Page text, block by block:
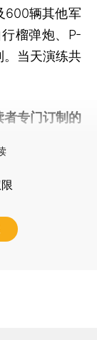
600辆其他军
榴弹炮、P-
当天演练共
专门订制的